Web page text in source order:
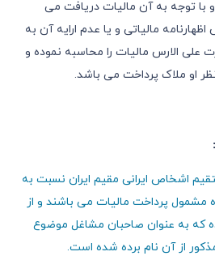
و با توجه به آن مالیات دریافت می
مالیاتی و یا عدم ارایه آن به
علی الارس مالیات را محاسبه نموده و
او ملاک پرداخت می باشد.
اشخاص ایرانی مقیم ایران نسبت به
پرداخت مالیات می باشند و از
که به عنوان صاحبان مشاغل موضوع